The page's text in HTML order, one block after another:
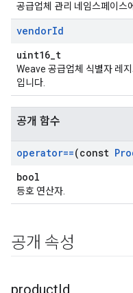
공급업체 관리 네임스페이스
vendorId
uint16_t
Weave 공급업체 식별자 레
입니다.
공개 함수
operator==(const
bool
등호 연산자.
공개 속성
productId